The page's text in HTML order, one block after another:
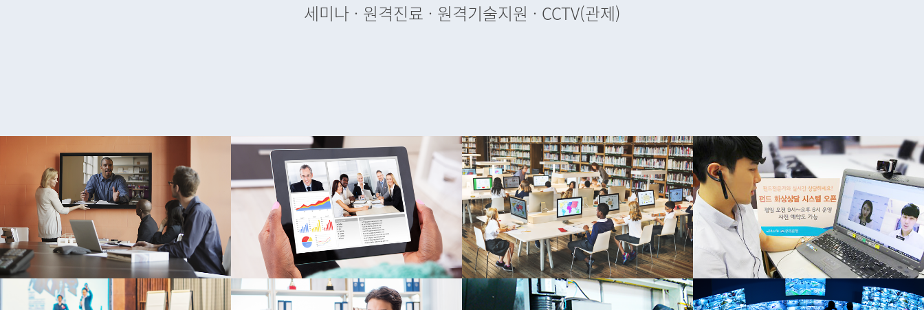
세미나 · 원격진료 · 원격기술지원 · CCTV(관제)